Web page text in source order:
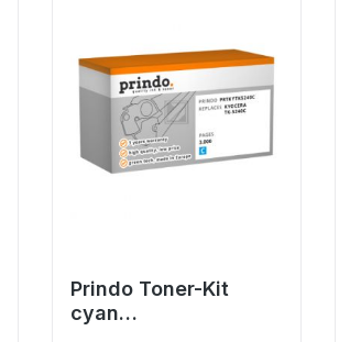
Prindo Toner-Kit
cyan